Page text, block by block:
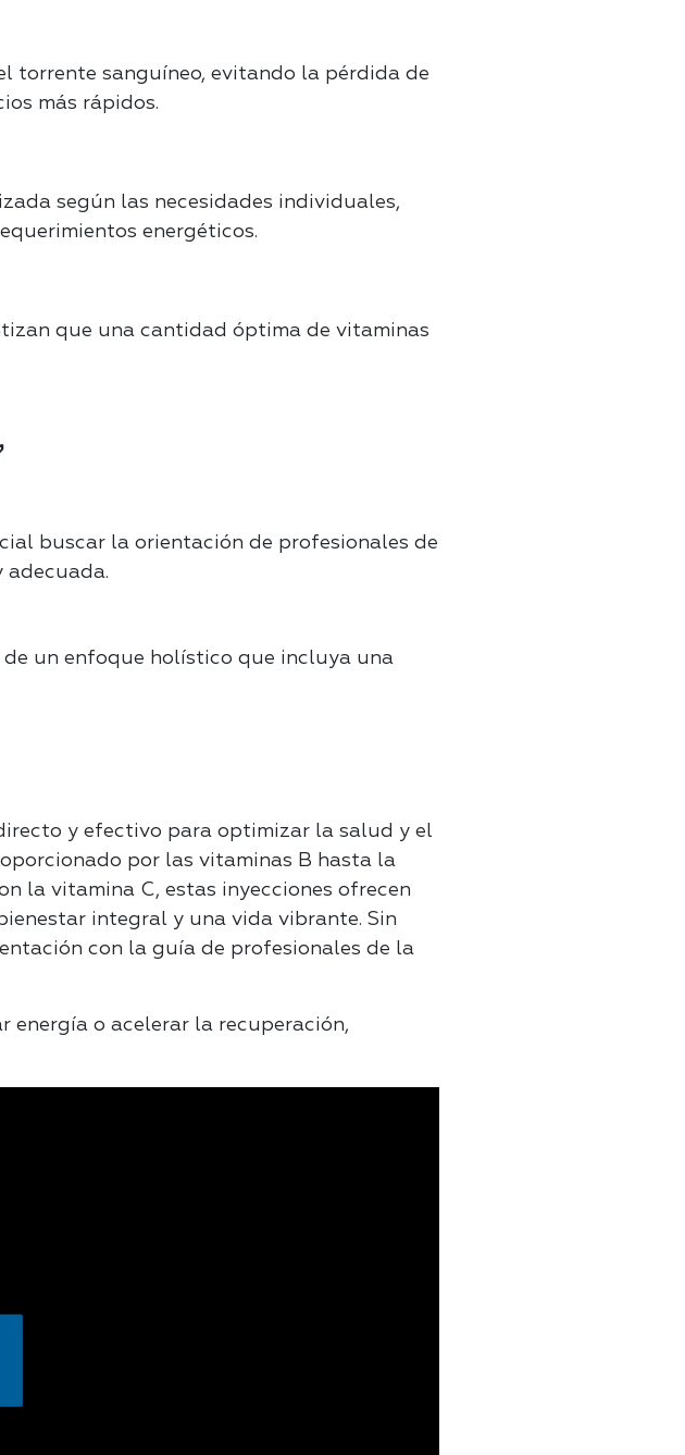
torrente sanguíneo, evitando la pérdida de
más rápidos.
según las necesidades individuales,
energéticos.
que una cantidad óptima de vitaminas
buscar la orientación de profesionales de
adecuada.
de un enfoque holístico que incluya una
y efectivo para optimizar la salud y el
por las vitaminas B hasta la
la vitamina C, estas inyecciones ofrecen
integral y una vida vibrante. Sin
con la guía de profesionales de la
energía o acelerar la recuperación,